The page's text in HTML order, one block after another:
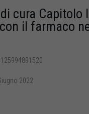
cura Capitolo
il farmaco
2022